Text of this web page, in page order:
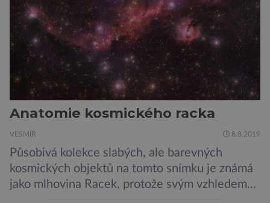
Anatomie kosmického racka
VESMÍR 8.8.2019
Působivá kolekce slabých, ale barevných
kosmických objektů na tomto snímku je známá
jako mlhovina Racek, protože svým vzhledem